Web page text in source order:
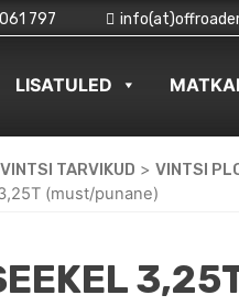
797
LISATULED
VINTSI TARVIKUD >VINTSI
(must/punane)